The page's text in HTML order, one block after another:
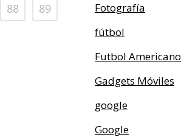
88
89
Fotografía
fútbol
Futbol Americano
Gadgets Móviles
google
Google